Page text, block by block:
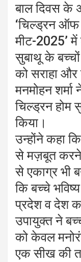
बाल दिवस के
‘चिल्ड्रन ऑफ
मीट-2025’ में
सुबाथू के बच्चों
को सराहा और
मनमोहन
चिल्ड्रन होम
किया।
उन्होंने कहा
से मज़बूत
से एकाग्र भी
कि बच्चे
प्रदेश व देश
उपायुक्त ने
को केवल
एक सीख की